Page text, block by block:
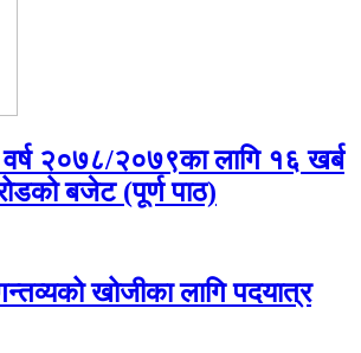
२०७८/२०७९का लागि १६ खर्ब
बजेट (पूर्ण पाठ)
खोजीका लागि पदयात्र